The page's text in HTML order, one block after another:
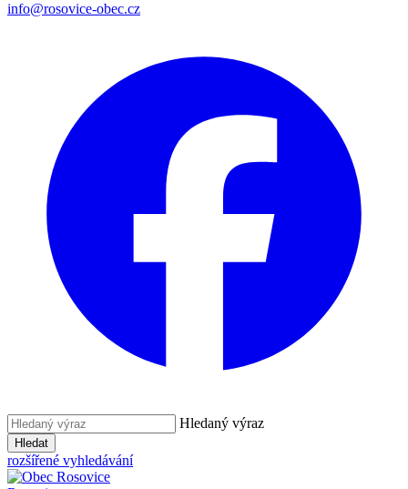
info@rosovice-obec.cz
Hledaný výraz
Hledat
rozšířené vyhledávání